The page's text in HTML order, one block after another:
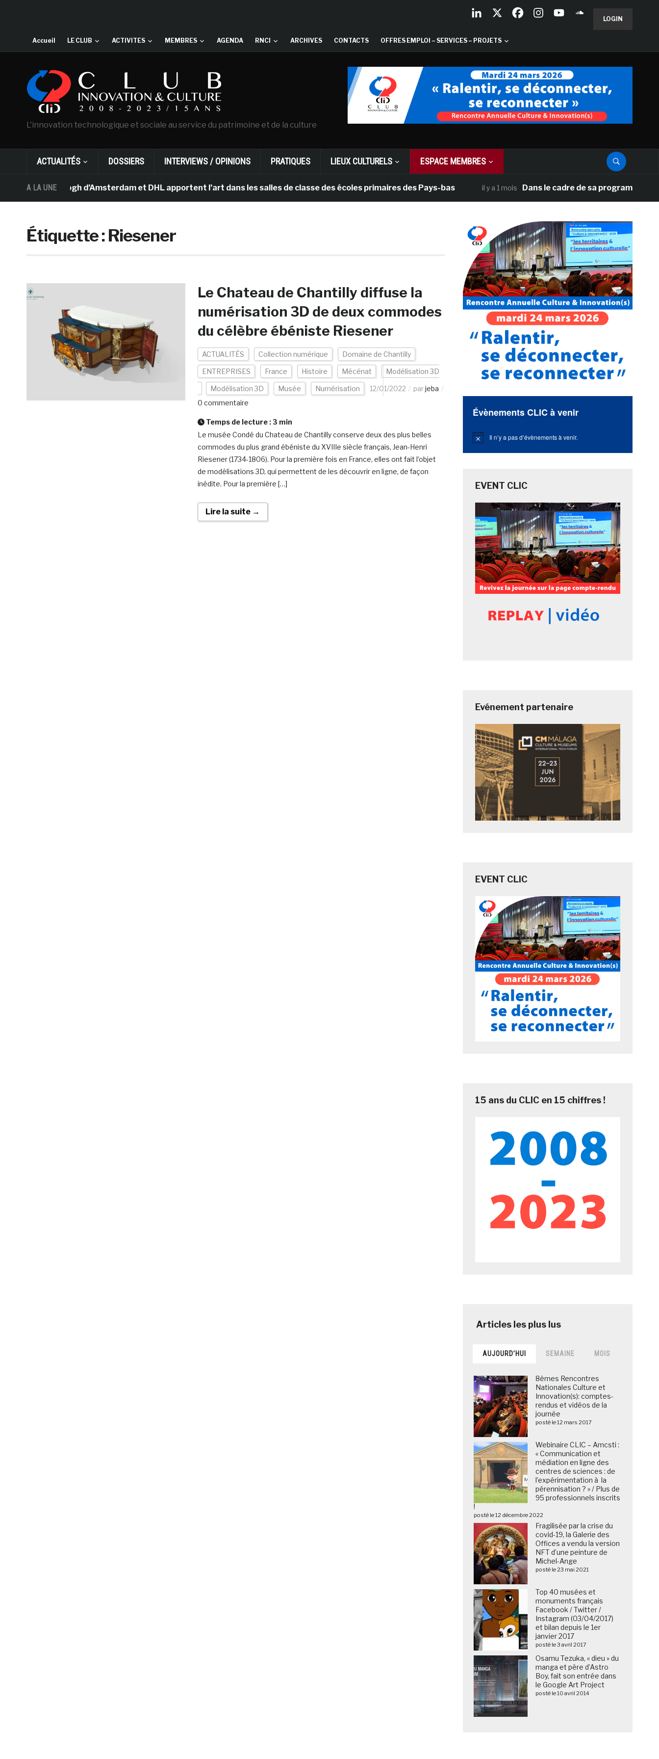
LOGIN
Accueil LE CLUB ACTIVITES MEMBRES AGENDA RNCI ARCHIVES CONTACTS OFFRES EMPLOI – SERVICES – PROJETS
L'innovation technologique et sociale au service du patrimoine et de la culture
ACTUALITÉS DOSSIERS INTERVIEWS / OPINIONS PRATIQUES LIEUX CULTURELS ESPACE MEMBRES
A LA UNE
Van Gogh d’Amsterdam et DHL apportent l’art dans les salles de classe des écoles primaires des Pays-bas il y a 1 mois Dans le cadre de sa programmation
Étiquette :Riesener
Le Chateau de Chantilly diffuse la
numérisation 3D de deux commodes
du célèbre ébéniste Riesener
ACTUALITÉS Collection numérique Domaine de Chantilly
ENTREPRISES France Histoire Mécénat Modélisation 3D
Modélisation 3D Musée Numérisation 12/01/2022 parjeba
0 commentaire
Temps de lecture : 3 min
Le musée Condé du Chateau de Chantilly conserve deux des plus belles
commodes du plus grand ébéniste du XVIIIe siècle français, Jean-Henri
Riesener (1734-1806). Pour la première fois en France, elles ont fait l’objet
de modélisations 3D, qui permettent de les découvrir en ligne, de façon
inédite. Pour la première […]
Lire la suite →
Évènements CLIC à venir
Notice Il n’y a pas d’évènements à venir.
EVENT CLIC
Evénement partenaire
EVENT CLIC
15 ans du CLIC en 15 chiffres !
AUJOURD’HUI SEMAINE MOIS
8èmes Rencontres
Nationales Culture et
Innovation(s): comptes-
rendus et vidéos de la
journée
posté le 12 mars 2017
Webinaire CLIC – Amcsti :
« Communication et
médiation en ligne des
centres de sciences : de
l’expérimentation à la
pérennisation ? » / Plus de
95 professionnels inscrits
!
posté le 12 décembre 2022
Fragilisée par la crise du
covid-19, la Galerie des
Offices a vendu la version
NFT d’une peinture de
Michel-Ange
posté le 23 mai 2021
Top 40 musées et
monuments français
Facebook / Twitter /
Instagram (03/04/2017)
et bilan depuis le 1er
janvier 2017
posté le 3 avril 2017
Osamu Tezuka, « dieu » du
manga et père d’Astro
Boy, fait son entrée dans
le Google Art Project
posté le 10 avril 2014